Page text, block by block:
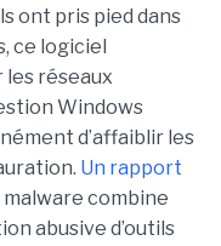
ont pris pied dans
ce logiciel
réseaux
Windows
d’affaiblir les
Un rapport
combine
abusive d’outils